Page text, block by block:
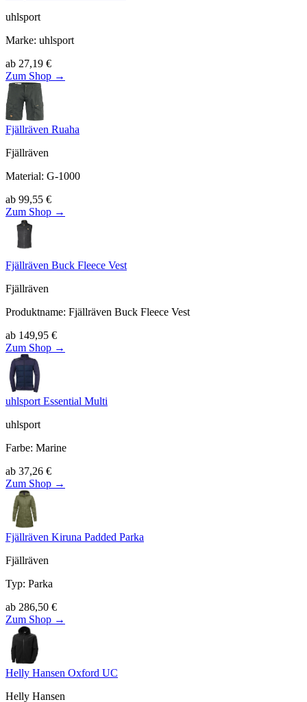
uhlsport
Marke: uhlsport
ab 27,19 €
Zum Shop →
Fjällräven Ruaha
Fjällräven
Material: G-1000
ab 99,55 €
Zum Shop →
Fjällräven Buck Fleece Vest
Fjällräven
Produktname: Fjällräven Buck Fleece Vest
ab 149,95 €
Zum Shop →
uhlsport Essential Multi
uhlsport
Farbe: Marine
ab 37,26 €
Zum Shop →
Fjällräven Kiruna Padded Parka
Fjällräven
Typ: Parka
ab 286,50 €
Zum Shop →
Helly Hansen Oxford UC
Helly Hansen